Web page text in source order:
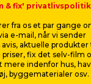
& fix'
fra os et par gange
e-mail, når vi sender
aktuelle produkter
priser, fix det selv-film
mere indenfor hus,
byggematerialer osv.